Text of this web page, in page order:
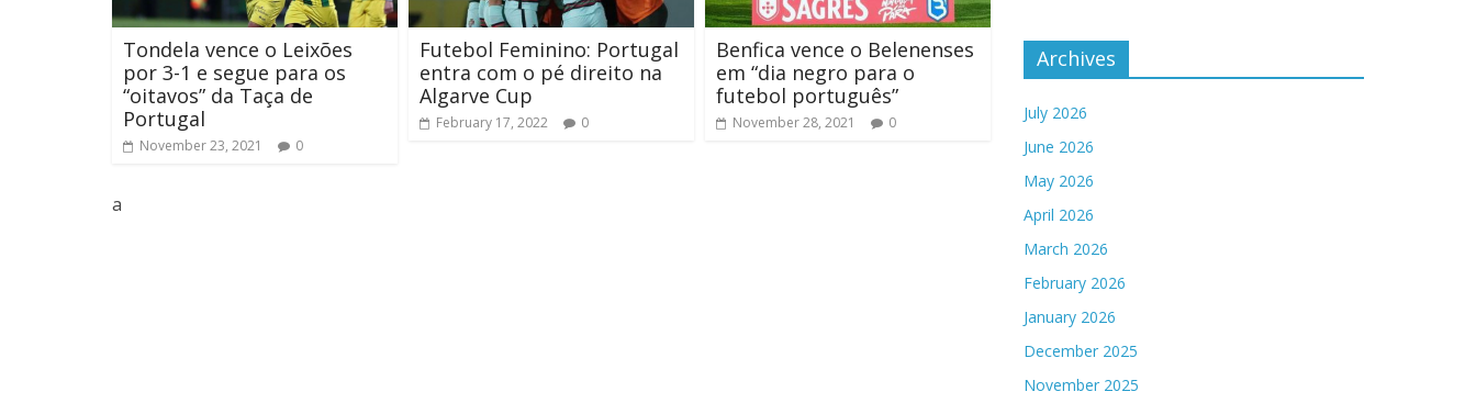
Tondela vence o Leixões
por 3-1 e segue para os
“oitavos” da Taça de
Portugal
November 23, 2021 0
Futebol Feminino: Portugal
entra com o pé direito na
Algarve Cup
February 17, 2022 0
Benfica vence o Belenenses
em “dia negro para o
futebol português”
November 28, 2021 0
a
Archives
July 2026
June 2026
May 2026
April 2026
March 2026
February 2026
January 2026
December 2025
November 2025